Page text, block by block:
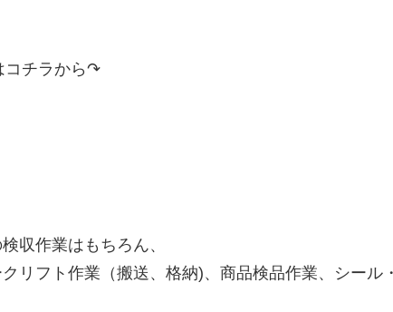
コチラから↷
収作業はもちろん、
リフト作業（搬送、格納)、商品検品作業、シール